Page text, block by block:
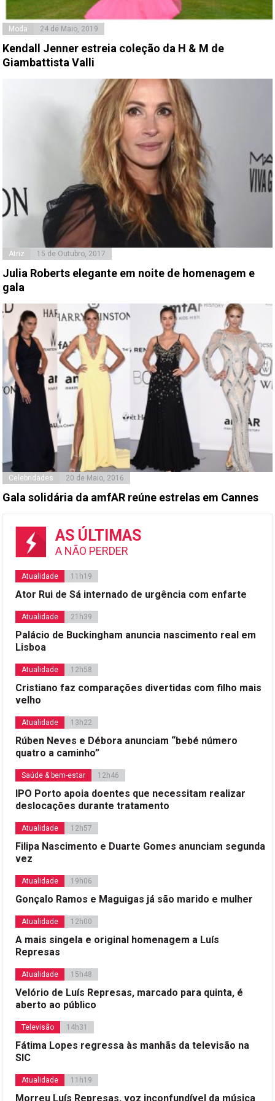
Moda 24 de Maio, 2019
Kendall Jenner estreia coleção da H & M de
Giambattista Valli
Atriz 15 de Outubro, 2017
Julia Roberts elegante em noite de homenagem e
gala
Celebridades 20 de Maio, 2016
Gala solidária da amfAR reúne estrelas em Cannes
AS ÚLTIMAS
A NÃO PERDER
Atualidade 11h19
Ator Rui de Sá internado de urgência com enfarte
Atualidade 21h39
Palácio de Buckingham anuncia nascimento real em
Lisboa
Atualidade 12h58
Cristiano faz comparações divertidas com filho mais
velho
Atualidade 13h22
Rúben Neves e Débora anunciam “bebé número
quatro a caminho”
Saúde & bem-estar 12h46
IPO Porto apoia doentes que necessitam realizar
deslocações durante tratamento
Atualidade 12h57
Filipa Nascimento e Duarte Gomes anunciam segunda
vez
Atualidade 19h06
Gonçalo Ramos e Maguigas já são marido e mulher
Atualidade 12h00
A mais singela e original homenagem a Luís
Represas
Atualidade 15h48
Velório de Luís Represas, marcado para quinta, é
aberto ao público
Televisão 14h31
Fátima Lopes regressa às manhãs da televisão na
SIC
Atualidade 11h19
Morreu Luís Represas, voz inconfundível da música